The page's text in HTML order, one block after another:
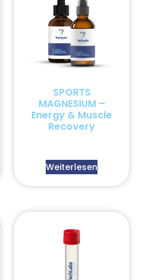
SPORTS
MAGNESIUM –
Energy & Muscle
Recovery
Weiterlesen